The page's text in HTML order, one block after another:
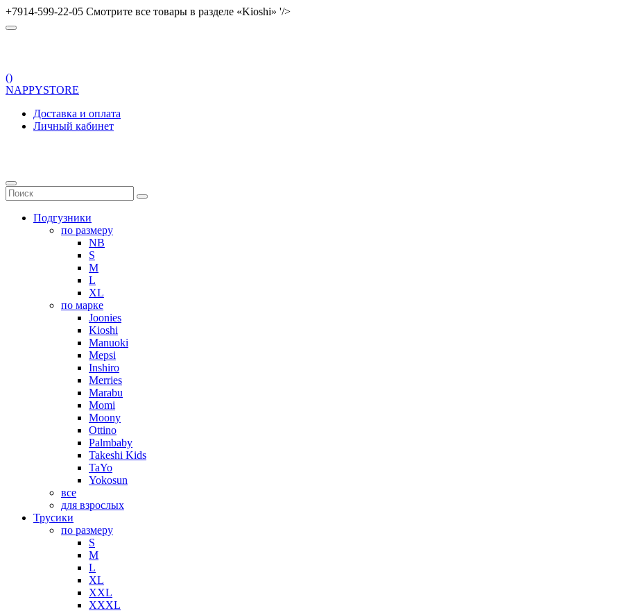
+7914-599-22-05 Смотрите все товары в разделе «Kioshi» '/>
()
NAPPYSTORE
Доставка и оплата
Личный кабинет
Подгузники
по размеру
NB
S
M
L
XL
по марке
Joonies
Kioshi
Manuoki
Mepsi
Inshiro
Merries
Marabu
Momi
Moony
Ottino
Palmbaby
Takeshi Kids
TaYo
Yokosun
все
для взрослых
Трусики
по размеру
S
M
L
XL
XXL
XXXL